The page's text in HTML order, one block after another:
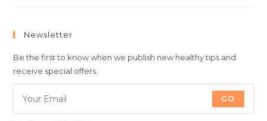
Newsletter
Be the first to know when we publish new healthy tips and
receive special offers.
GO